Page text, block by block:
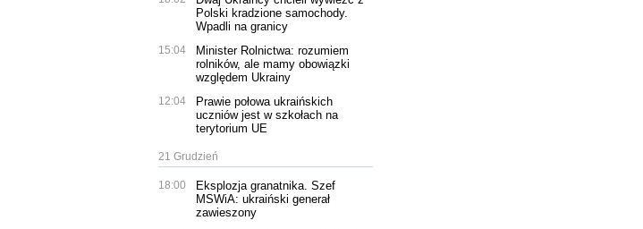
Polski kradzione samochody.
Wpadli na granicy
15:04
Minister Rolnictwa: rozumiem
rolników, ale mamy obowiązki
względem Ukrainy
12:04
Prawie połowa ukraińskich
uczniów jest w szkołach na
terytorium UE
21 Grudzień
18:00
Eksplozja granatnika. Szef
MSWiA: ukraiński generał
zawieszony